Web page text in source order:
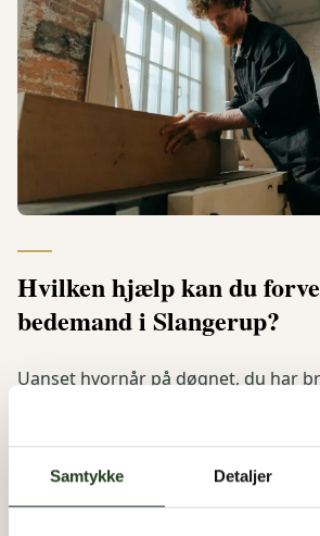
Samtykke Detaljer
Hvilken hjælp kan du
bedemand i Slangerup?
Uanset hvornår på døgnet, du har
med alt det praktiske ved at
begravelse/bisættelse